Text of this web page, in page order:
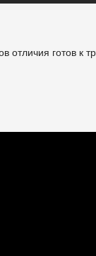
отличия готов